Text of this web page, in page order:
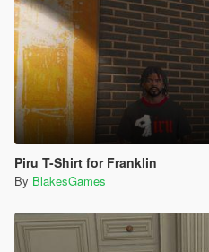
Piru T-Shirt for Franklin
By BlakesGames